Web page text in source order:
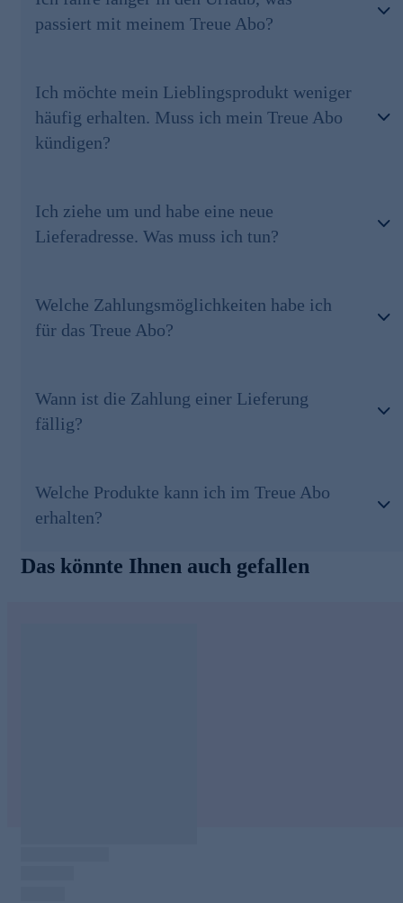
passiert mit meinem Treue Abo?
Ich möchte mein Lieblingsprodukt weniger
häufig erhalten. Muss ich mein Treue Abo
kündigen?
Ich ziehe um und habe eine neue
Lieferadresse. Was muss ich tun?
Welche Zahlungsmöglichkeiten habe ich
für das Treue Abo?
Wann ist die Zahlung einer Lieferung
fällig?
Welche Produkte kann ich im Treue Abo
erhalten?
Das könnte Ihnen auch gefallen